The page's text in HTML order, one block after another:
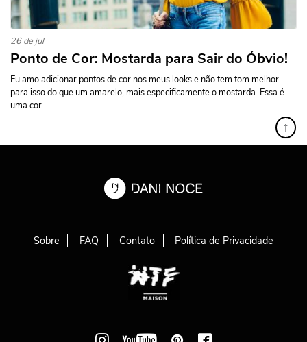
26 de jul
Ponto de Cor: Mostarda para Sair do Óbvio!
Eu amo adicionar pontos de cor nos meus looks e não tem tom melhor
para isso do que um amarelo, mais especificamente o mostarda. Essa é
uma cor...
↑
Sobre FAQ Contato Política de Privacidade